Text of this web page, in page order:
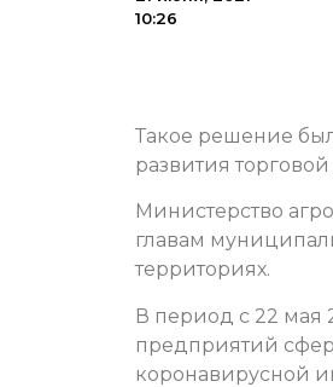
10:26
Такое решение
развития
Министерство
главам
территориях.
В период с 22 мая
предприятий
коронавирусной